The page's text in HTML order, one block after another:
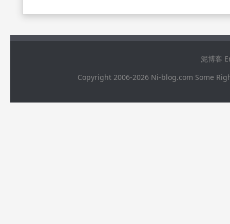
泥博客
Copyright 2006-2026 Ni-blog.com Some